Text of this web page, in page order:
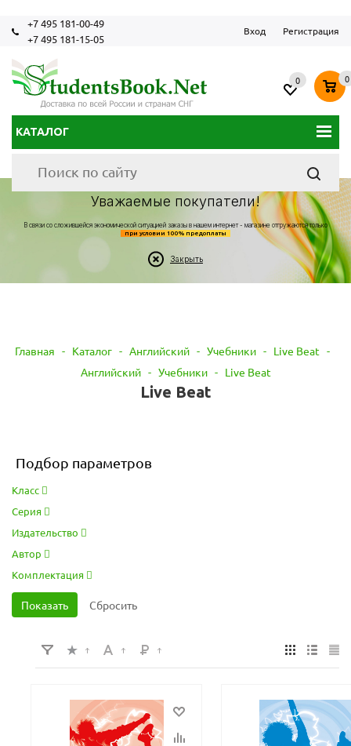
+7 495 181-00-49
+7 495 181-15-05
Вход Регистрация
КАТАЛОГ
0 0
Уважаемые покупатели!
В связи со сложившейся экономической ситуацией заказы в нашем интернет - магазине отгружаются только
при условии 100% предоплаты
Закрыть
Главная - Каталог - Английский - Учебники - Live Beat -
Английский - Учебники - Live Beat
Live Beat
Подбор параметров
Класс
Серия
Издательство
Автор
Комплектация